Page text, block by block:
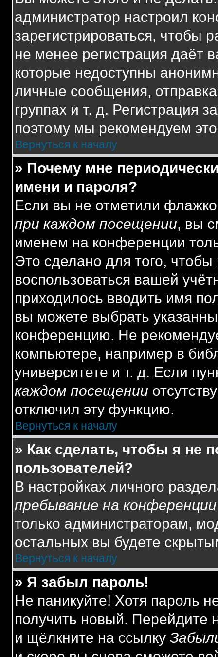
администратор настроил
зарегистрироваться, чтобы
не менее регистрация даёт
которые недоступны
личные сообщения,
группах и т. д. Регистрация
поэтому мы рекомендуем
Вернуться к началу
» Почему мне
имени и пароля?
Если вы не отметили
при каждом посещении, вы
именем на конференции
Это сделано для того, чтобы
воспользоваться вашей
приходилось вводить имя
вы можете выбрать
конференцию. Не
компьютере, например в
университете и т. д. Если
каждом посещении
отключил эту функцию.
Вернуться к началу
» Как сделать, чтобы я не
пользователей?
В настройках личного
пребывание на конференции
только администраторам,
остальных вы будете
Вернуться к началу
» Я забыл пароль!
Не паникуйте! Хотя пароль
получить новый. Перейдите
и щёлкните на ссылку